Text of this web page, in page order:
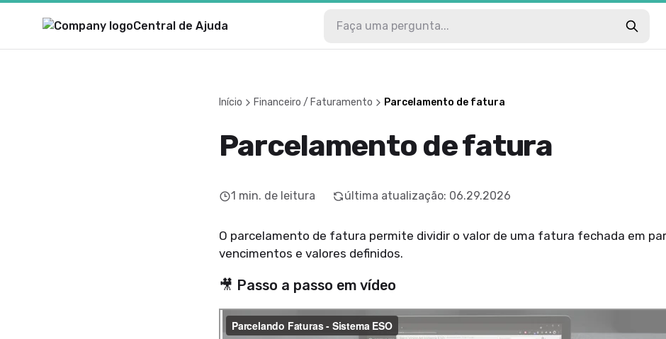
Central de Ajuda
Início Financeiro / Faturamento Parcelamento de fatura
Parcelamento de fatura
1 min. de leitura última atualização: 06.29.2026
O parcelamento de fatura permite dividir o valor de uma fatura fechada em
vencimentos e valores definidos.
🎥 Passo a passo em vídeo